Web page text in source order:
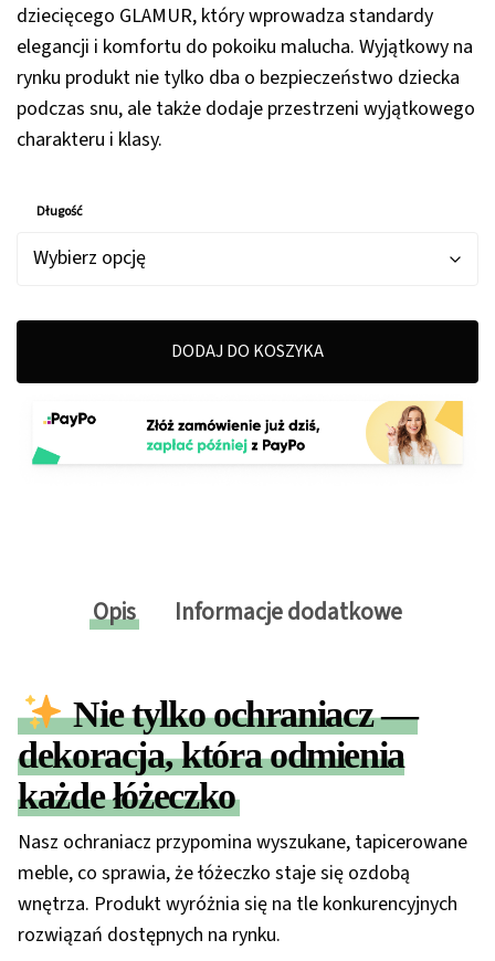
dziecięcego GLAMUR, który wprowadza standardy
elegancji i komfortu do pokoiku malucha. Wyjątkowy na
rynku produkt nie tylko dba o bezpieczeństwo dziecka
podczas snu, ale także dodaje przestrzeni wyjątkowego
charakteru i klasy.
Długość
DODAJ DO KOSZYKA
Opis Informacje dodatkowe
Nie tylko ochraniacz —
dekoracja, która odmienia
każde łóżeczko
Nasz ochraniacz przypomina wyszukane, tapicerowane
meble, co sprawia, że łóżeczko staje się ozdobą
wnętrza. Produkt wyróżnia się na tle konkurencyjnych
rozwiązań dostępnych na rynku.